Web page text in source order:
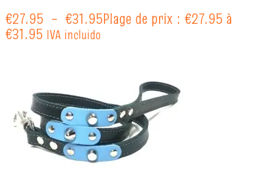
€27.95 – €31.95Plage de prix : €27.95 à
€31.95 IVA incluido